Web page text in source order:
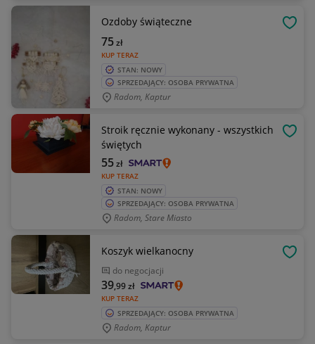
Ozdoby świąteczne
KUP TERAZ
75zł
STAN: NOWY
SPRZEDAJĄCY: OSOBA PRYWATNA
Radom, Kaptur
Stroik ręcznie wykonany - wszystkich
świętych
KUP TERAZ
55zł
STAN: NOWY
SPRZEDAJĄCY: OSOBA PRYWATNA
Radom, Stare Miasto
Koszyk wielkanocny
do negocjacji
KUP TERAZ
39,99zł
SPRZEDAJĄCY: OSOBA PRYWATNA
Radom, Kaptur